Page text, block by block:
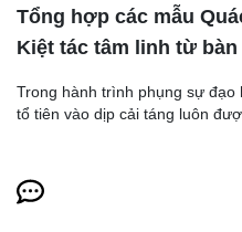
Tổng hợp các mẫu
Kiệt tác tâm linh từ
Trong hành trình phụng sự
tổ tiên vào dịp cải táng luôn